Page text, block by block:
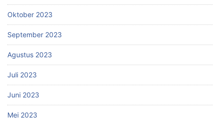
Oktober 2023
September 2023
Agustus 2023
Juli 2023
Juni 2023
Mei 2023